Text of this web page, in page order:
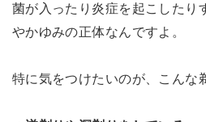
菌が入ったり炎症を起こしたり
やかゆみの正体なんですよ。
特に気をつけたいのが、こんな